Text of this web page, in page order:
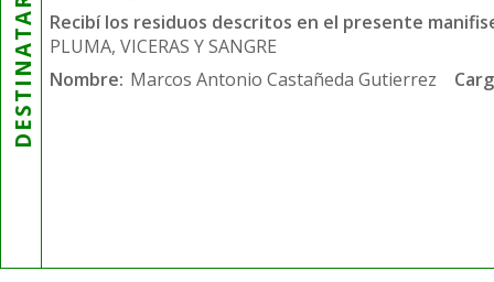
DESTINATARIO
Recibí los residuos descritos en el presente
PLUMA, VICERAS Y SANGRE
Nombre: Marcos Antonio Castañeda Gutierrez